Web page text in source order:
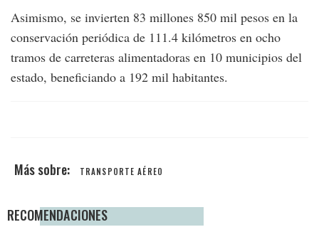
Asimismo, se invierten 83 millones 850 mil pesos en la
conservación periódica de 111.4 kilómetros en ocho
tramos de carreteras alimentadoras en 10 municipios del
estado, beneficiando a 192 mil habitantes.
TRANSPORTE AÉREO
RECOMENDACIONES